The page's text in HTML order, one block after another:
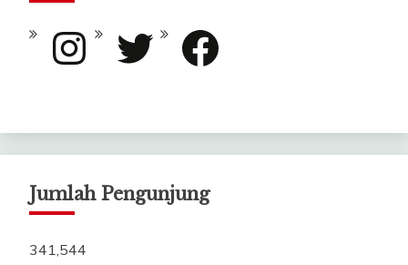
Instagram Twitter Facebook
Jumlah Pengunjung
341,544